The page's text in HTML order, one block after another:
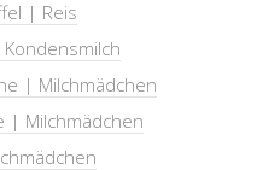
| Reis
| Milchmädchen
| Milchmädchen